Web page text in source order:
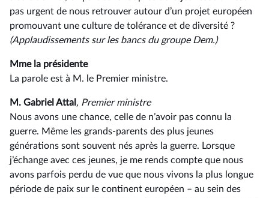
pas urgent de nous retrouver autour d’un projet européen
promouvant une culture de tolérance et de diversité ?
(Applaudissements sur les bancs du groupe Dem.)
Mme la présidente
La parole est à M. le Premier ministre.
M. Gabriel Attal , Premier ministre
Nous avons une chance, celle de n’avoir pas connu la
guerre. Même les grands-parents des plus jeunes
générations sont souvent nés après la guerre. Lorsque
j’échange avec ces jeunes, je me rends compte que nous
avons parfois perdu de vue que nous vivons la plus longue
période de paix sur le continent européen –⁠ au sein des